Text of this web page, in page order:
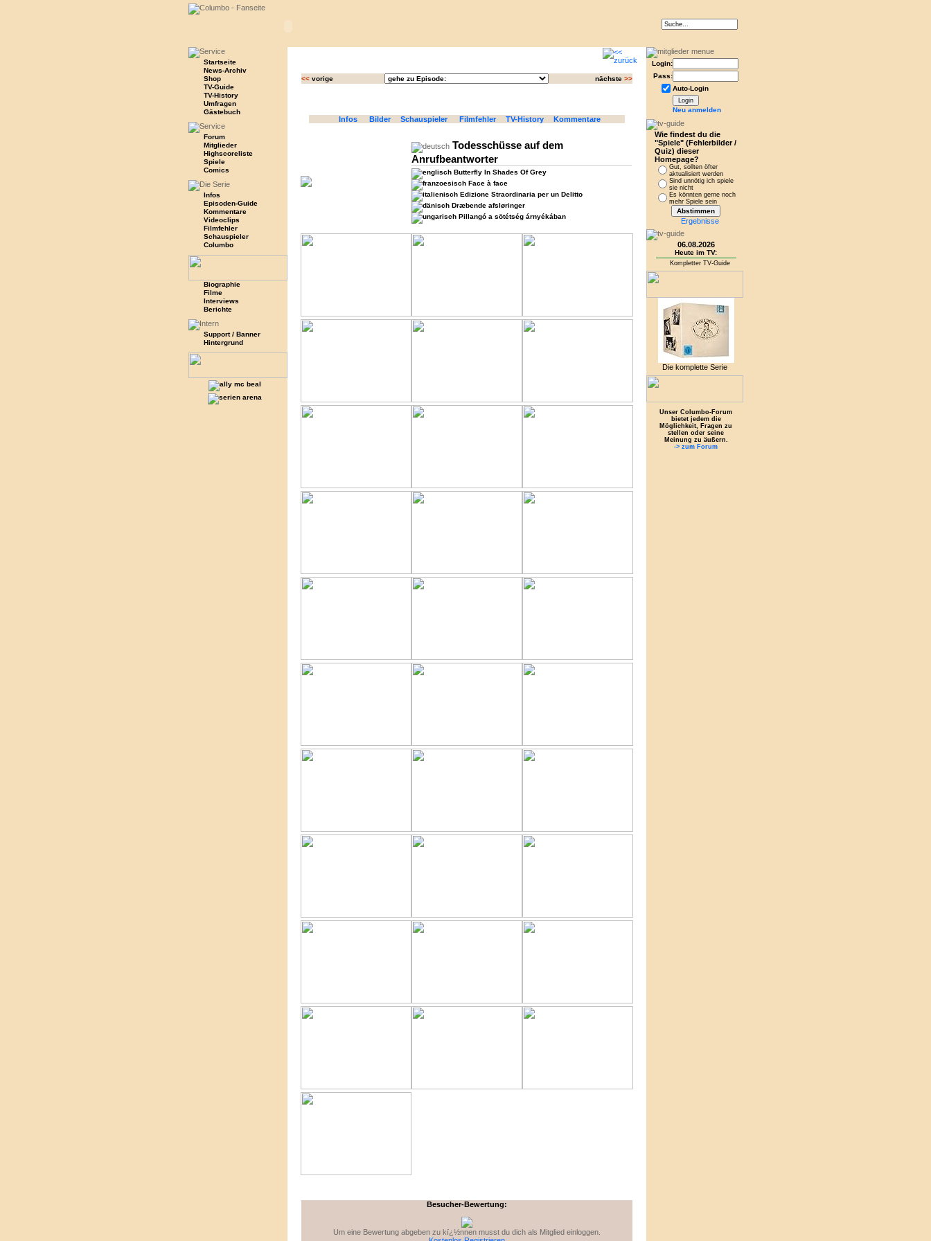
Startseite
News-Archiv
Shop
TV-Guide
TV-History
Umfragen
Gästebuch
Forum
Mitglieder
Highscoreliste
Spiele
Comics
Infos
Episoden-Guide
Kommentare
Videoclips
Filmfehler
Schauspieler
Columbo
Biographie
Filme
Interviews
Berichte
Support / Banner
Hintergrund
Login:
Pass:
Auto-Login
Neu anmelden
Wie findest du die
"Spiele" (Fehlerbilder /
Quiz) dieser
Homepage?
Gut, sollten öfter
aktualisiert werden
Sind unnötig ich spiele
sie nicht
Es könnten gerne noch
mehr Spiele sein
Ergebnisse
06.08.2026
Heute im TV:
Kompletter TV-Guide
Die komplette Serie
Unser Columbo-Forum
bietet jedem die
Möglichkeit, Fragen zu
stellen oder seine
Meinung zu äußern.
-> zum Forum
<<vorige nächste >>
Infos Bilder Schauspieler Filmfehler TV-History Kommentare
Todesschüsse auf dem
Anrufbeantworter
Butterfly In Shades Of Grey
Face à face
Edizione Straordinaria per un Delitto
Dræbende afsløringer
Pillangó a sötétség árnyékában
Besucher-Bewertung:
Um eine Bewertung abgeben zu kï¿½nnen musst du dich als Mitglied einloggen.